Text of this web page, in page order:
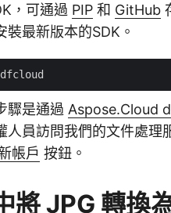
，可通過 PIP 和 GitHub
最新版本的SDK。
驟是通過 Aspose.Cloud
人員訪問我們的文件處
帳戶 按鈕。
將 JPG 轉換